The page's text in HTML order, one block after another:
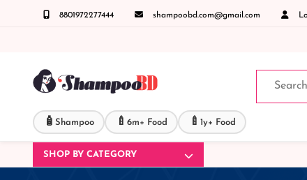
8801972277444 shampoobd.com@gmail.com
যেকোনো জিজ্ঞাসায় কল করুনঃ ( IMO + Whatsapp ) +8801972277444 সহজে অর্ডার করতে
🧴 Shampoo 🍼 6m+ Food 🍼 1y+ Food
SHOP BY CATEGORY